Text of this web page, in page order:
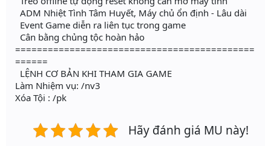
ADM Nhiệt Tình Tâm Huyết, Máy chủ ổn định - Lâu dài
Event Game diễn ra liên tục trong game
Cân bằng chủng tộc hoàn hảo
============================================
======
LỆNH CƠ BẢN KHI THAM GIA GAME
Làm Nhiệm vụ: /nv3
Xóa Tội : /pk
Hãy đánh giá MU này!